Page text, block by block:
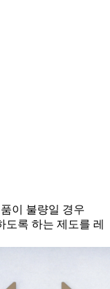
이 불량일 경우
록 하는 제도를 레